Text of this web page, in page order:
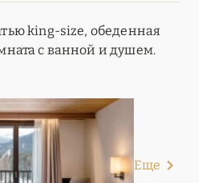
king-size, обеденная
с ванной и душем.
Еще